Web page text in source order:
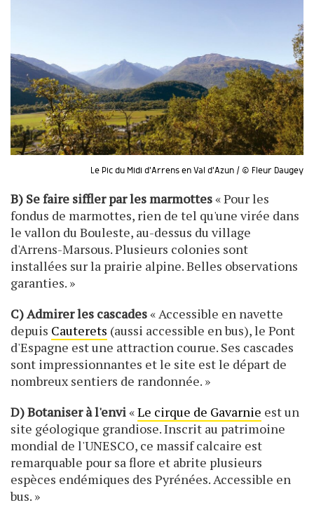
Le Pic du Midi d'Arrens en Val d'Azun / © Fleur Daugey
B) Se faire siffler par les marmottes« Pour les
fondus de marmottes, rien de tel qu'une virée dans
le vallon du Bouleste, au-dessus du village
d'Arrens-Marsous. Plusieurs colonies sont
installées sur la prairie alpine. Belles observations
garanties. »
C) Admirer les cascades« Accessible en navette
depuis Cauterets (aussi accessible en bus), le Pont
d'Espagne est une attraction courue. Ses cascades
sont impressionnantes et le site est le départ de
nombreux sentiers de randonnée. »
D) Botaniser à l'envi«Le cirque de Gavarnie est un
site géologique grandiose. Inscrit au patrimoine
mondial de l'UNESCO, ce massif calcaire est
remarquable pour sa flore et abrite plusieurs
espèces endémiques des Pyrénées. Accessible en
bus. »